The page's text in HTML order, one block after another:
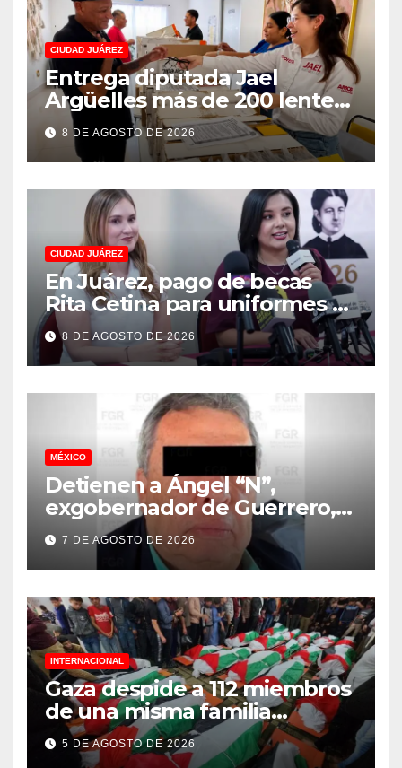
CIUDAD JUÁREZ
Entrega diputada Jael
Argüelles más de 200 lentes
gratuitos en Puerto La Paz
8 DE AGOSTO DE 2026
CIUDAD JUÁREZ
En Juárez, pago de becas
Rita Cetina para uniformes y
útiles escolares de primaria
8 DE AGOSTO DE 2026
MÉXICO
Detienen a Ángel “N”,
exgobernador de Guerrero,
vinculado a la desaparición
de los 43 normalistas de
Ayotzinapa
7 DE AGOSTO DE 2026
INTERNACIONAL
Gaza despide a 112 miembros
de una misma familia
asesinados durante el
genocidio
5 DE AGOSTO DE 2026